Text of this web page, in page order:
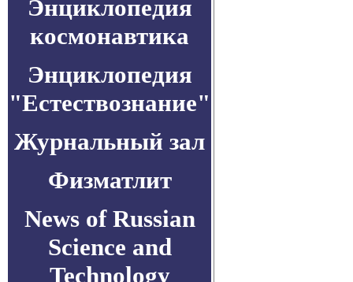
Энциклопедия
космонавтика
Энциклопедия
"Естествознание"
Журнальный зал
Физматлит
News of Russian
Science and
Technology